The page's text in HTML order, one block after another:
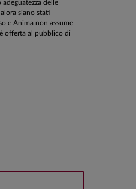
delle
siano stati
e Anima non assume
offerta al pubblico di